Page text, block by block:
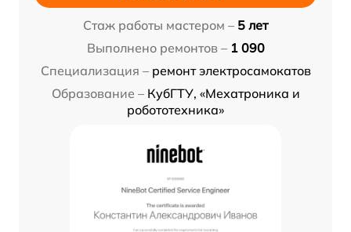
Стаж работы мастером – 5 лет
Выполнено ремонтов – 1 090
Специализация – ремонт электросамокатов
Образование – КубГТУ, «Мехатроника и
робототехника»